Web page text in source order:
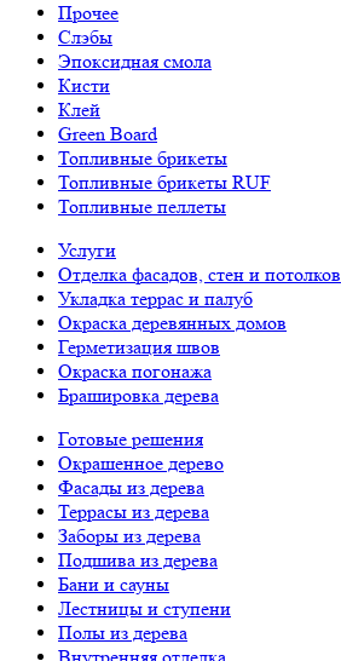
Прочее
Слэбы
Эпоксидная смола
Кисти
Клей
Green Board
Топливные брикеты
Топливные брикеты RUF
Топливные пеллеты
Услуги
Отделка фасадов, стен и потолков
Укладка террас и палуб
Окраска деревянных домов
Герметизация швов
Окраска погонажа
Брашировка дерева
Готовые решения
Окрашенное дерево
Фасады из дерева
Террасы из дерева
Заборы из дерева
Подшива из дерева
Бани и сауны
Лестницы и ступени
Полы из дерева